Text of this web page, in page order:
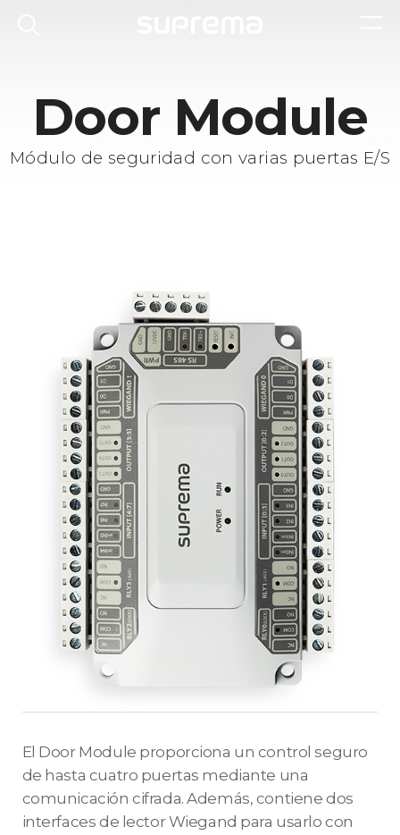
Door Module
Módulo de seguridad con varias puertas E/S
El Door Module proporciona un control seguro
de hasta cuatro puertas mediante una
comunicación cifrada. Además, contiene dos
interfaces de lector Wiegand para usarlo con